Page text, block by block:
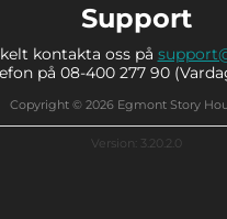
Support
kontakta oss på
på 08-400 277 90
Copyright © 2026 Egmont Story
Version: 3.20.2.0